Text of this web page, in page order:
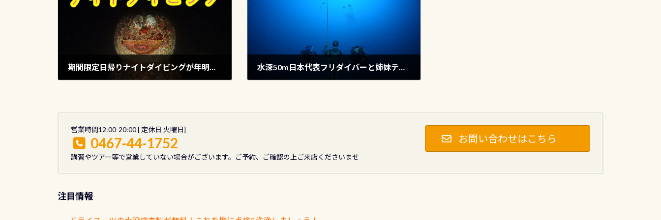
期間限定日帰りナイトダイビングが年明け江之浦で開催！ 水深50m日本代表フリダイバーと姉妹テックインストラクターの挑戦
営業時間12:00-20:00 [ 定休日 火曜日]
0467-44-1752
講習やツアー等で営業していない場合がございます。ご予約、ご確認の上ご来店くださいませ
お問い合わせはこちら
注目情報